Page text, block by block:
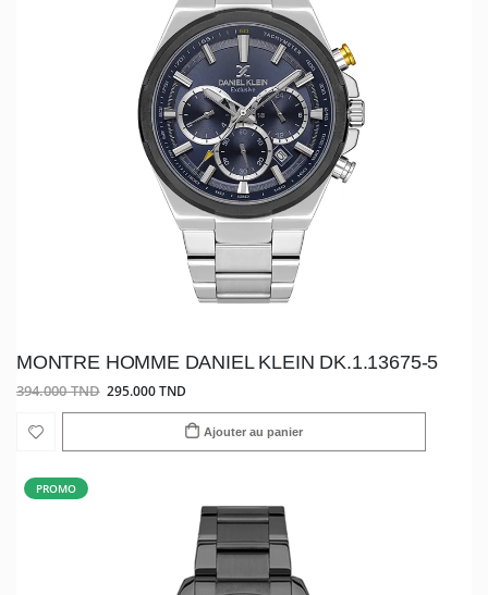
MONTRE HOMME DANIEL KLEIN DK.1.13675-5
394.000 TND 295.000 TND
Ajouter au panier
PROMO